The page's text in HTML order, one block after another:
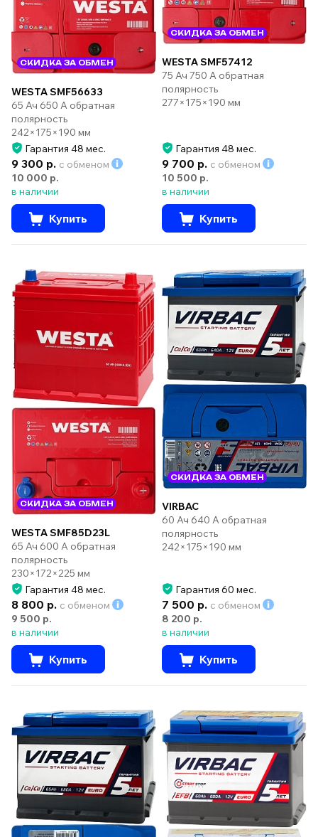
СКИДКА ЗА ОБМЕН
WESTA SMF56633
65 Ач 650 А обратная
полярность
242×175×190 мм
Гарантия 48 мес.
9 300 р. с обменом
10 000 р.
в наличии
Купить
СКИДКА ЗА ОБМЕН
WESTA SMF57412
75 Ач 750 А обратная
полярность
277×175×190 мм
Гарантия 48 мес.
9 700 р. с обменом
10 500 р.
в наличии
Купить
СКИДКА ЗА ОБМЕН
WESTA SMF85D23L
65 Ач 600 А обратная
полярность
230×172×225 мм
Гарантия 48 мес.
8 800 р. с обменом
9 500 р.
в наличии
Купить
СКИДКА ЗА ОБМЕН
VIRBAC
60 Ач 640 А обратная
полярность
242×175×190 мм
Гарантия 60 мес.
7 500 р. с обменом
8 200 р.
в наличии
Купить